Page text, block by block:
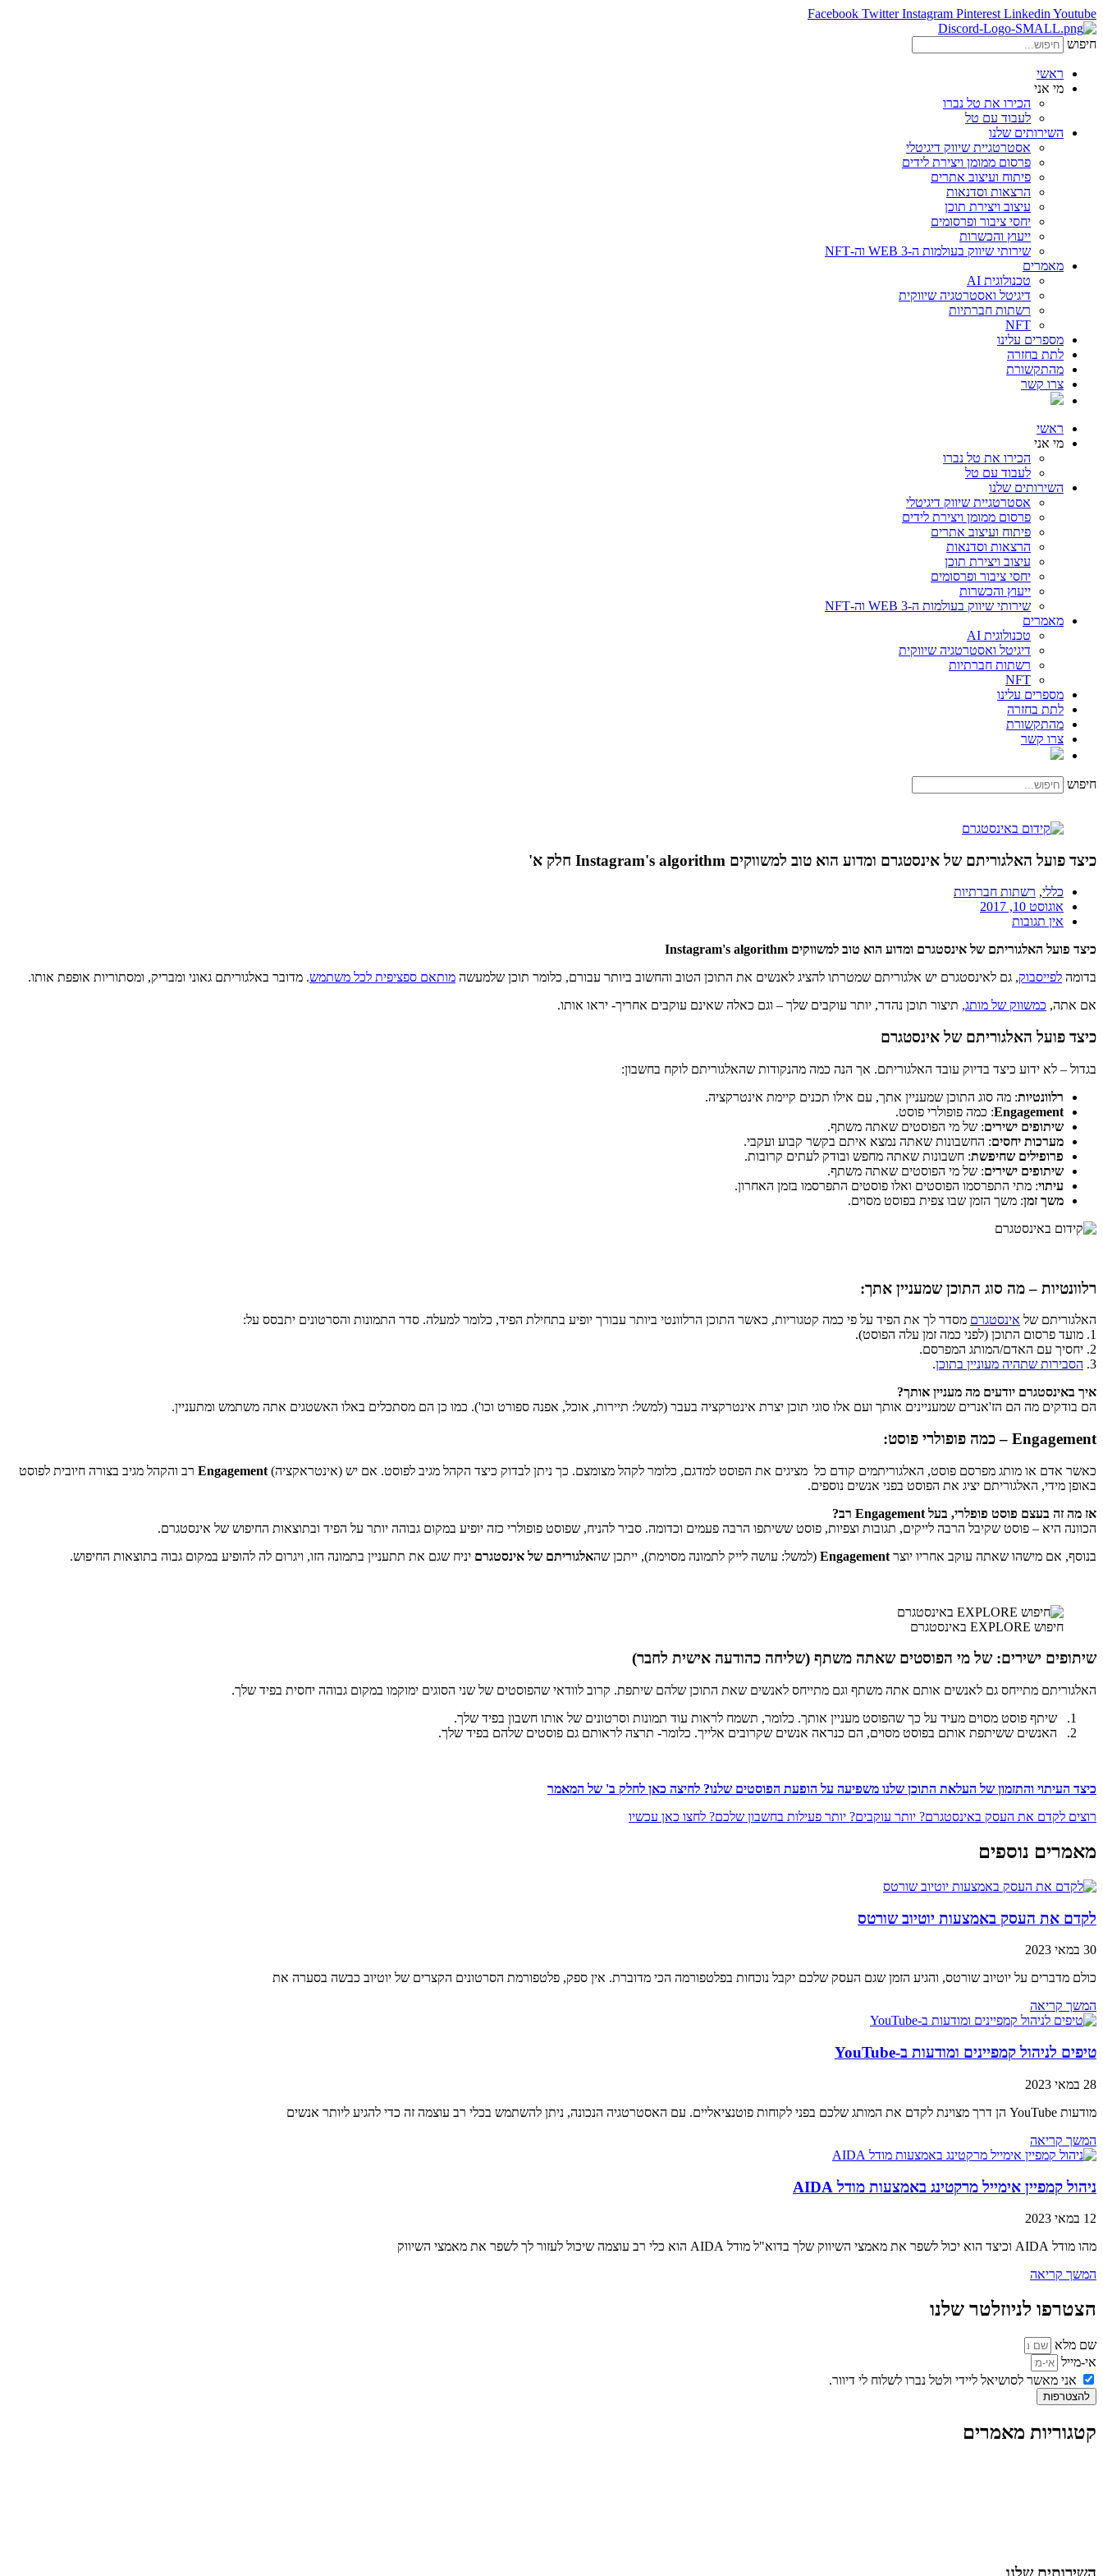
Facebook Twitter Instagram Pinterest Linkedin Youtube
חיפוש
ראשי
מי אני
הכירו את טל נברו
לעבוד עם טל
השירותים שלנו
אסטרטגיית שיווק דיגיטלי
פרסום ממומן ויצירת לידים
פיתוח ועיצוב אתרים
הרצאות וסדנאות
עיצוב ויצירת תוכן
יחסי ציבור ופרסומים
ייעוץ והכשרות
שירותי שיווק בעולמות ה-WEB 3 וה-NFT
מאמרים
טכנולוגית AI
דיגיטל ואסטרטגיה שיווקית
רשתות חברתיות
NFT
מספרים עלינו
לתת בחזרה
מהתקשורת
צרו קשר
ראשי
מי אני
הכירו את טל נברו
לעבוד עם טל
השירותים שלנו
אסטרטגיית שיווק דיגיטלי
פרסום ממומן ויצירת לידים
פיתוח ועיצוב אתרים
הרצאות וסדנאות
עיצוב ויצירת תוכן
יחסי ציבור ופרסומים
ייעוץ והכשרות
שירותי שיווק בעולמות ה-WEB 3 וה-NFT
מאמרים
טכנולוגית AI
דיגיטל ואסטרטגיה שיווקית
רשתות חברתיות
NFT
מספרים עלינו
לתת בחזרה
מהתקשורת
צרו קשר
חיפוש
כיצד פועל האלגוריתם של אינסטגרם ומדוע הוא טוב למשווקים Instagram's algorithm חלק א'
כללי, רשתות חברתיות
אוגוסט 10, 2017
אין תגובות
כיצד פועל האלגוריתם של אינסטגרם ומדוע הוא טוב למשווקים Instagram's algorithm
בדומה לפייסבוק, גם לאינסטגרם יש אלגוריתם שמטרתו להציג לאנשים את התוכן הטוב והחשוב ביותר עבורם, כלומר תוכן שלמעשה מותאם ספציפית לכל משתמש. מדובר באלגוריתם גאוני ומבריק, ומסתוריות אופפת אותו.
אם אתה, כמשווק של מותג, תיצור תוכן נהדר, יותר עוקבים שלך – וגם כאלה שאינם עוקבים אחריך- יראו אותו.
כיצד פועל האלגוריתם של אינסטגרם
בגדול – לא ידוע כיצד בדיוק עובד האלגוריתם. אך הנה כמה מהנקודות שהאלגוריתם לוקח בחשבון:
רלוונטיות: מה סוג התוכן שמעניין אתך, עם אילו תכנים קיימת אינטרקציה.
Engagement: כמה פופולרי פוסט.
שיתופים ישירים: של מי הפוסטים שאתה משתף.
מערכות יחסים: החשבונות שאתה נמצא איתם בקשר קבוע ועקבי.
פרופילים שחיפשת: חשבונות שאתה מחפש ובודק לעתים קרובות.
שיתופים ישירים: של מי הפוסטים שאתה משתף.
עיתוי: מתי התפרסמו הפוסטים ואלו פוסטים התפרסמו בזמן האחרון.
משך זמן: משך הזמן שבו צפית בפוסט מסוים.
רלוונטיות – מה סוג התוכן שמעניין אתך:
האלגוריתם של אינסטגרם מסדר לך את הפיד על פי כמה קטגוריות, כאשר התוכן הרלוונטי ביותר עבורך יופיע בתחילת הפיד, כלומר למעלה. סדר התמונות והסרטונים יתבסס על:
1. מועד פרסום התוכן (לפני כמה זמן עלה הפוסט).
2. יחסיך עם האדם/המותג המפרסם.
3. הסבירות שתהיה מעוניין בתוכן.
איך באינסטגרם יודעים מה מעניין אותך?
הם בודקים מה הם הז'אנרים שמעניינים אותך ועם אלו סוגי תוכן יצרת אינטרקציה בעבר (למשל: תיירות, אוכל, אפנה ספורט וכו'). כמו כן הם מסתכלים באלו האשטגים אתה משתמש ומתעניין.
Engagement – כמה פופולרי פוסט:
כאשר אדם או מותג מפרסם פוסט, האלגוריתמים קודם כל מציגים את הפוסט למדגם, כלומר לקהל מצומצם. כך ניתן לבדוק כיצד הקהל מגיב לפוסט. אם יש (אינטראקציה) Engagement רב והקהל מגיב בצורה חיובית לפוסט
באופן מידי, האלגוריתם יציג את הפוסט בפני אנשים נוספים.
אז מה זה בעצם פוסט פופלרי, בעל Engagement רב?
הכוונה היא – פוסט שקיבל הרבה לייקים, תגובות וצפיות, פוסט ששיתפו הרבה פעמים וכדומה. סביר להניח, שפוסט פופולרי כזה יופיע במקום גבוהה יותר על הפיד ובתוצאות החיפוש של אינסטגרם.
בנוסף, אם מישהו שאתה עוקב אחריו יוצר Engagement (למשל: עושה לייק לתמונה מסוימת), ייתכן שהאלגוריתם של אינסטגרם יניח שגם את תתעניין בתמונה הזו, ויגרום לה להופיע במקום גבוה בתוצאות החיפוש.
חיפוש EXPLORE באינסטגרם
שיתופים ישירים: של מי הפוסטים שאתה משתף (שליחה כהודעה אישית לחבר)
האלגוריתם מתייחס גם לאנשים אותם אתה משתף וגם מתייחס לאנשים שאת התוכן שלהם שיתפת. קרוב לוודאי שהפוסטים של שני הסוגים ימוקמו במקום גבוהה יחסית בפיד שלך.
שיתף פוסט מסוים מעיד על כך שהפוסט מעניין אותך. כלומר, תשמח לראות עוד תמונות וסרטונים של אותו חשבון בפיד שלך.
האנשים ששיתפת אותם בפוסט מסוים, הם כנראה אנשים שקרובים אלייך. כלומר- תרצה לראותם גם פוסטים שלהם בפיד שלך.
כיצד העיתוי והתזמון של העלאת התוכן שלנו משפיעה על הופעת הפוסטים שלנו? לחיצה כאן לחלק ב' של המאמר
רוצים לקדם את העסק באינסטגרם? יותר עוקבים? יותר פעילות בחשבון שלכם? לחצו כאן עכשיו
מאמרים נוספים
לקדם את העסק באמצעות יוטיוב שורטס
30 במאי 2023
כולם מדברים על יוטיוב שורטס, והגיע הזמן שגם העסק שלכם יקבל נוכחות בפלטפורמה הכי מדוברת. אין ספק, פלטפורמת הסרטונים הקצרים של יוטיוב כבשה בסערה את
המשך קריאה
טיפים לניהול קמפיינים ומודעות ב-YouTube
28 במאי 2023
מודעות YouTube הן דרך מצוינת לקדם את המותג שלכם בפני לקוחות פוטנציאליים. עם האסטרטגיה הנכונה, ניתן להשתמש בכלי רב עוצמה זה כדי להגיע ליותר אנשים
המשך קריאה
ניהול קמפיין אימייל מרקטינג באמצעות מודל AIDA
12 במאי 2023
מהו מודל AIDA וכיצד הוא יכול לשפר את מאמצי השיווק שלך בדוא"ל מודל AIDA הוא כלי רב עוצמה שיכול לעזור לך לשפר את מאמצי השיווק
המשך קריאה
הצטרפו לניוזלטר שלנו
שם מלא
אי-מייל
אני מאשר לסושיאל ליידי ולטל נברו לשלוח לי דיוור.
להצטרפות
קטגוריות מאמרים